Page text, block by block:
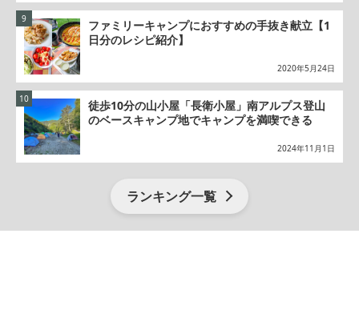
ファミリーキャンプにおすすめの手抜き献立【1
日分のレシピ紹介】
2020年5月24日
徒歩10分の山小屋「長衛小屋」南アルプス登山
のベースキャンプ地でキャンプを満喫できる
2024年11月1日
ランキング一覧